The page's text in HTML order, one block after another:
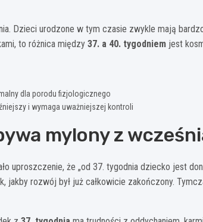
Dzieci urodzone w tym czasie zwykle mają
to różnica między 37. a 40. tygodniem jest
dla porodu fizjologicznego
i wymaga uważniejszej kontroli
mylony z
uproszczenie, że „od 37. tygodnia dziecko jest
jakby rozwój był już całkowicie zakończony.